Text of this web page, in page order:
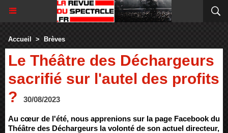
Accueil > Brèves
Le Théâtre des Déchargeurs
sacrifié sur l'autel des profits
?
30/08/2023
Au cœur de l'été, nous apprenions sur la page Facebook du
Théâtre des Déchargeurs la volonté de son actuel directeur,